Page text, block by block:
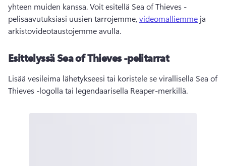
yhteen muiden kanssa. Voit esitellä Sea of Thieves -
pelisaavutuksiasi uusien tarrojemme, videomalliemme ja
arkistovideotaustojemme avulla.
Esittelyssä Sea of Thieves -pelitarrat
Lisää vesileima lähetykseesi tai koristele se virallisella Sea of
Thieves -logolla tai legendaarisella Reaper-merkillä.